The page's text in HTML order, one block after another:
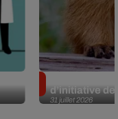
31 juillet 2026
d’initiative